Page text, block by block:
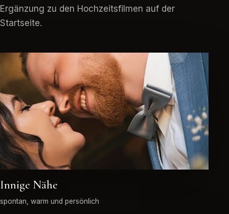
Ergänzung zu den Hochzeitsfilmen auf der
Startseite.
Innige Nähe
spontan, warm und persönlich